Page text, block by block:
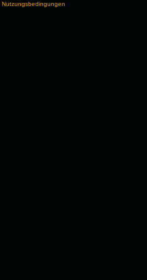
Nutzungsbedingungen